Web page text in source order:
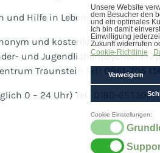
Hilfe in Lebenskrisen e.V. Tel.:
und kostenlos)
und
Traunstein Tel.:
0861-705
0 – 24 Uhr) Tel.: 0180-6553000